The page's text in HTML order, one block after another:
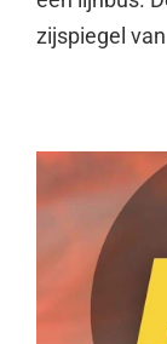
zijspiegel van